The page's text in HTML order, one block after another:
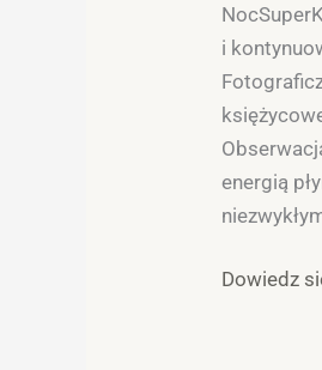
i
energią
Dowiedz